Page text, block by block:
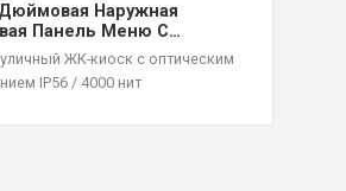
Наружная
Панель Меню С
Решением Для
Высокая Яркость 4000
ЖК-киоск с оптическим
соединением IP56 / 4000 нит